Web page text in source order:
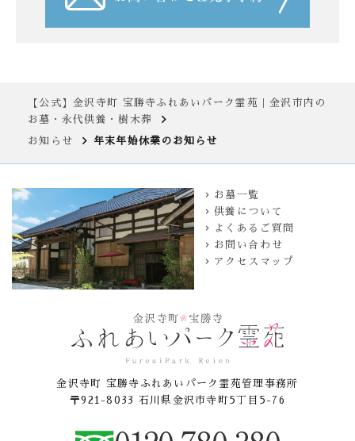
【公式】金沢寺町 宝勝寺ふれあいパーク霊苑｜金沢市内の
お墓・永代供養・樹木葬
お知らせ 年末年始休業のお知らせ
お墓一覧
供養について
よくあるご質問
お問い合わせ
アクセスマップ
金沢寺町 宝勝寺ふれあいパーク霊苑管理事務所
〒921-8033 石川県金沢市寺町5丁目5-76